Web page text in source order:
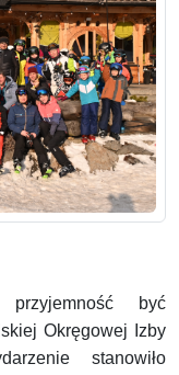
być
Okręgowej Izby
stanowiło